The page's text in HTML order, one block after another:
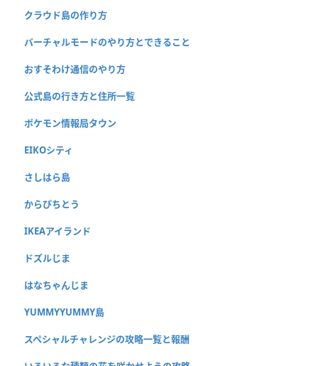
クラウド島の作り方
バーチャルモードのやり方とできること
おすそわけ通信のやり方
公式島の行き方と住所一覧
ポケモン情報局タウン
EIKOシティ
さしはら島
からぴちとう
IKEAアイランド
ドズルじま
はなちゃんじま
YUMMYYUMMY島
スペシャルチャレンジの攻略一覧と報酬